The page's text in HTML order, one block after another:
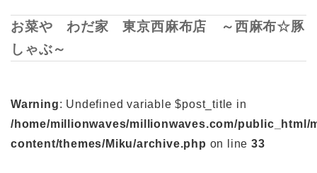
お菜や わだ家 東京西麻布店 ～西麻布☆豚
しゃぶ～
Warning: Undefined variable $post_title in
/home/millionwaves/millionwaves.com/public_html/
content/themes/Miku/archive.php on line33